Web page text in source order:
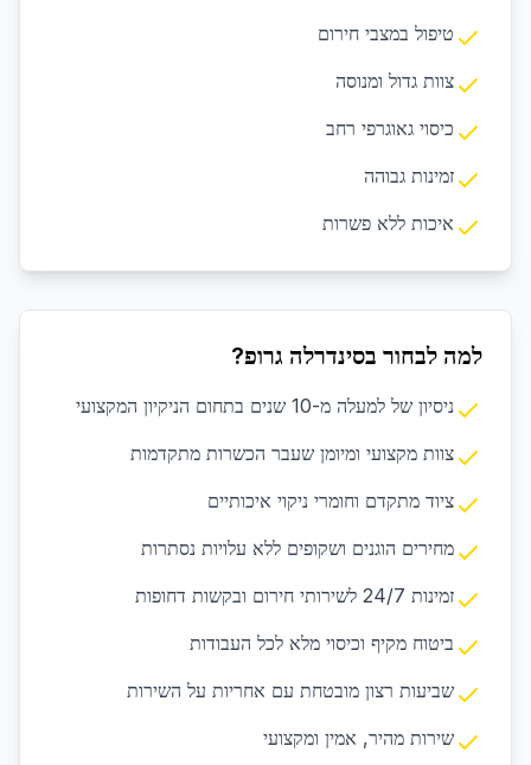
טיפול במצבי חירום
צוות גדול ומנוסה
כיסוי גאוגרפי רחב
זמינות גבוהה
איכות ללא פשרות
למה לבחור בסינדרלה גרופ?
ניסיון של למעלה מ-10 שנים בתחום הניקיון המקצועי
צוות מקצועי ומיומן שעבר הכשרות מתקדמות
ציוד מתקדם וחומרי ניקוי איכותיים
מחירים הוגנים ושקופים ללא עלויות נסתרות
זמינות 24/7 לשירותי חירום ובקשות דחופות
ביטוח מקיף וכיסוי מלא לכל העבודות
שביעות רצון מובטחת עם אחריות על השירות
שירות מהיר, אמין ומקצועי